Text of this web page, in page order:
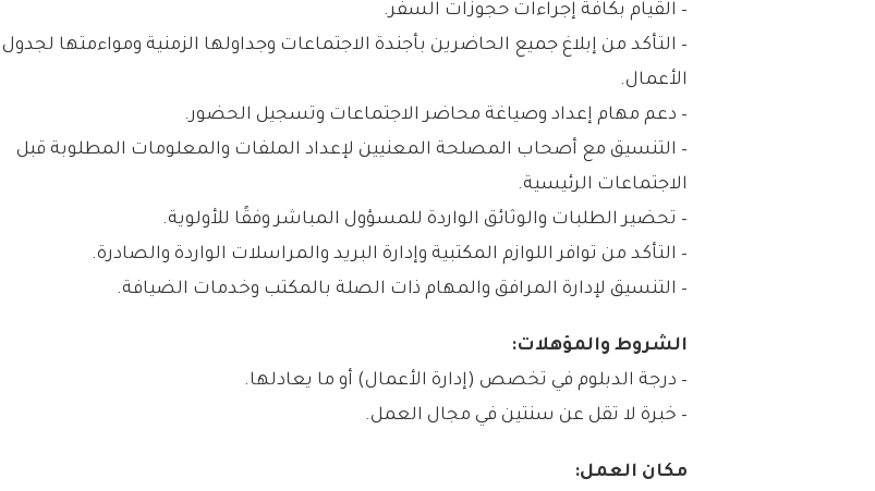
– القيام بكافة إجراءات حجوزات السفر.
– التأكد من إبلاغ جميع الحاضرين بأجندة الاجتماعات وجداولها الزمنية ومواءمتها لجدول
الأعمال.
– دعم مهام إعداد وصياغة محاضر الاجتماعات وتسجيل الحضور.
– التنسيق مع أصحاب المصلحة المعنيين لإعداد الملفات والمعلومات المطلوبة قبل
الاجتماعات الرئيسية.
– تحضير الطلبات والوثائق الواردة للمسؤول المباشر وفقًا للأولوية.
– التأكد من توافر اللوازم المكتبية وإدارة البريد والمراسلات الواردة والصادرة.
– التنسيق لإدارة المرافق والمهام ذات الصلة بالمكتب وخدمات الضيافة.
الشروط والمؤهلات:
– درجة الدبلوم في تخصص (إدارة الأعمال) أو ما يعادلها.
– خبرة لا تقل عن سنتين في مجال العمل.
مكان العمل: